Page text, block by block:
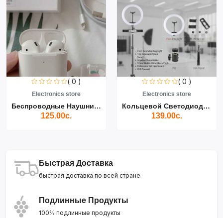
( 0 )
Electronics store
Беспроводные Наушники Air...
125.00с.
( 0 )
Electronics store
Кольцевой Светодиодный Св...
139.00с.
Быстрая Доставка
быстрая доставка по всей стране
Подлинные Продукты
100% подлинные продукты